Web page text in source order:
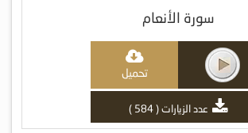
سورة الأنعام
تحميل
عدد الزيارات ( 584 )